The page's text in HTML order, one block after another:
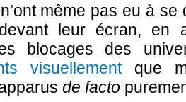
même pas eu à
leur écran, en
blocages des
visuellementque
de facto